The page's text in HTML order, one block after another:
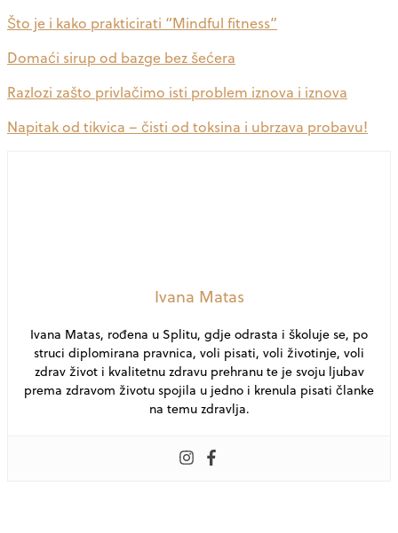
Što je i kako prakticirati “Mindful fitness”
Domaći sirup od bazge bez šećera
Razlozi zašto privlačimo isti problem iznova i iznova
Napitak od tikvica – čisti od toksina i ubrzava probavu!
Ivana Matas
Ivana Matas, rođena u Splitu, gdje odrasta i školuje se, po
struci diplomirana pravnica, voli pisati, voli životinje, voli
zdrav život i kvalitetnu zdravu prehranu te je svoju ljubav
prema zdravom životu spojila u jedno i krenula pisati članke
na temu zdravlja.